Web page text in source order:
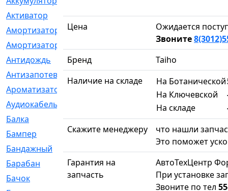
Активатор
[1]
Амортизатор
Амортизаторы
Антидождь
Антизапотеватель
Ароматизатор
Аудиокабель
Балка
[58]
Бампер
[137]
Бандажный
[6]
Барабан
[5]
Бачок
[40]
Цена
Ожидается
Звоните
Бренд
Taiho
Наличие на складе
На Ботанической
На Ключевской
На складе
Скажите менеджеру
что нашли
Это поможет
Гарантия на
запчасть
АвтоТехЦентр
При установке
Звоните по тел